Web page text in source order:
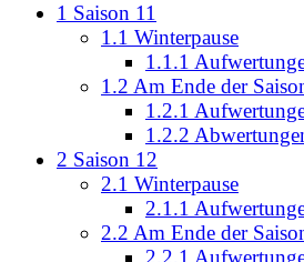
1 Saison 11
1.1 Winterpause
1.1.1
1.2 Am Ende der
1.2.1
1.2.2
2 Saison 12
2.1 Winterpause
2.1.1
2.2 Am Ende der